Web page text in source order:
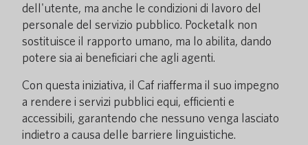
dell'utente, ma anche le condizioni di lavoro del
personale del servizio pubblico. Pocketalk non
sostituisce il rapporto umano, ma lo abilita, dando
potere sia ai beneficiari che agli agenti.
Con questa iniziativa, il Caf riafferma il suo impegno
a rendere i servizi pubblici equi, efficienti e
accessibili, garantendo che nessuno venga lasciato
indietro a causa delle barriere linguistiche.